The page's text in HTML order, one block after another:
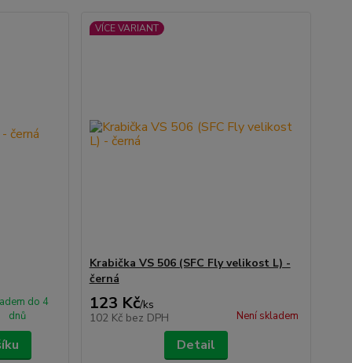
do 4
dnů
VÍCE VARIANT
Krabička VS 506 (SFC Fly velikost L) -
černá
123 Kč/ks
102 Kč bez DPH Není skladem
Detail